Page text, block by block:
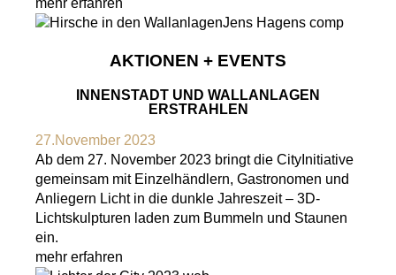
mehr erfahren
AKTIONEN + EVENTS
INNENSTADT UND WALLANLAGEN
ERSTRAHLEN
27.November 2023
Ab dem 27. November 2023 bringt die CityInitiative
gemeinsam mit Einzelhändlern, Gastronomen und
Anliegern Licht in die dunkle Jahreszeit – 3D-
Lichtskulpturen laden zum Bummeln und Staunen
ein.
mehr erfahren